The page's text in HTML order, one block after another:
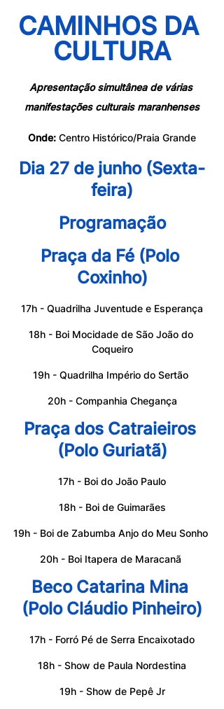
CAMINHOS DA
CULTURA
Apresentação simultânea de várias
manifestações culturais maranhenses
Onde: Centro Histórico/Praia Grande
Dia 27 de junho (Sexta-
feira)
Programação
Praça da Fé (Polo
Coxinho)
17h - Quadrilha Juventude e Esperança
18h - Boi Mocidade de São João do
Coqueiro
19h - Quadrilha Império do Sertão
20h - Companhia Chegança
Praça dos Catraieiros
(Polo Guriatã)
17h - Boi do João Paulo
18h - Boi de Guimarães
19h - Boi de Zabumba Anjo do Meu Sonho
20h - Boi Itapera de Maracanã
Beco Catarina Mina
(Polo Cláudio Pinheiro)
17h - Forró Pé de Serra Encaixotado
18h - Show de Paula Nordestina
19h - Show de Pepê Jr